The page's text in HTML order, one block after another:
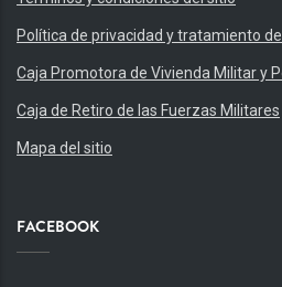
Política de privacidad y tratamiento
Caja Promotora de Vivienda Militar y
Caja de Retiro de las Fuerzas Militares
Mapa del sitio
FACEBOOK